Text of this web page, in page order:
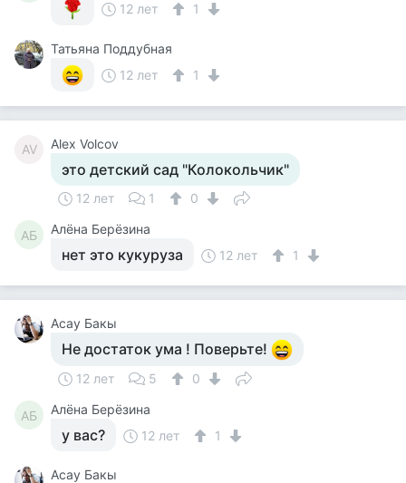
12 лет
1
Татьяна Поддубная
12 лет
1
AV Alex Volcov
это детский сад "Колокольчик"
12 лет 1 0
АБ Алёна Берёзина
нет это кукуруза 12 лет 1
Асау Бакы
Не достаток ума ! Поверьте!
12 лет 5 0
АБ Алёна Берёзина
у вас? 12 лет 1
Асау Бакы